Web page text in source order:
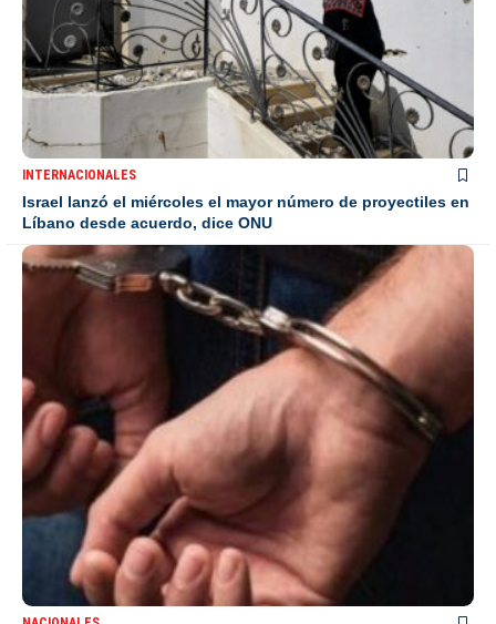
INTERNACIONALES
Israel lanzó el miércoles el mayor número de proyectiles en
Líbano desde acuerdo, dice ONU